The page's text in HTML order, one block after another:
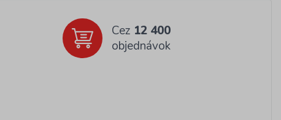
Cez 12 400
objednávok